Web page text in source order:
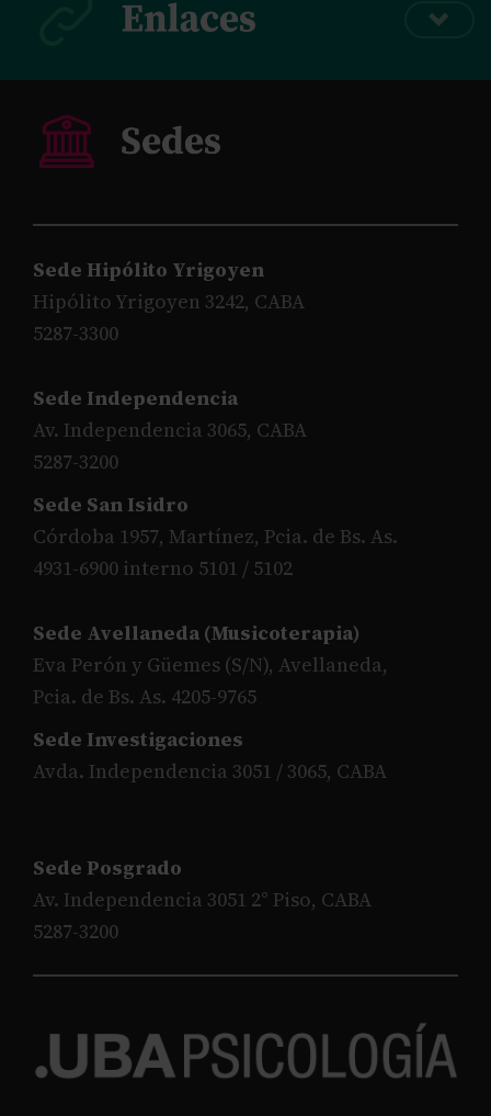
Sede Hipólito Yrigoyen
Hipólito Yrigoyen 3242, CABA
5287-3300
Sede Independencia
Av. Independencia 3065, CABA
5287-3200
Sede San Isidro
Córdoba 1957, Martínez, Pcia. de Bs. As.
4931-6900 interno 5101 / 5102
Sede Avellaneda (Musicoterapia)
Eva Perón y Güemes (S/N), Avellaneda,
Pcia. de Bs. As. 4205-9765
Sede Investigaciones
Avda. Independencia 3051 / 3065, CABA
Sede Posgrado
Av. Independencia 3051 2° Piso, CABA
5287-3200